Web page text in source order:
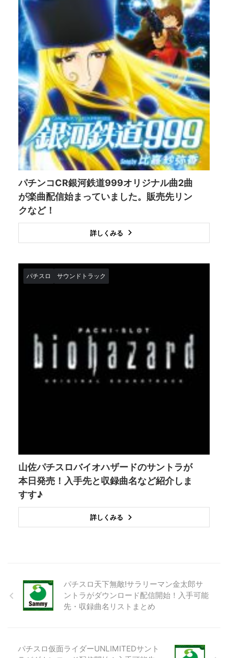
パチンコCR銀河鉄道999オリジナル曲2曲
が楽曲配信始まっていました。販売先リン
クなど！
詳しくみる
パチスロ サウンドトラック
山佐パチスロバイオハザードのサントラが
本日発売！入手先と収録曲名など紹介しま
すす♪
詳しくみる
パチスロ天下無敵!サラリーマン金太郎サ
ントラがダウンロード配信開始！入手可能
先・収録曲名リストまとめ
パチスロ仮面ライダーUNLIMITEDサント